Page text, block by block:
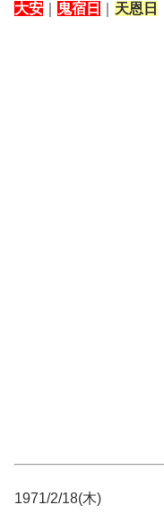
大安
鬼宿日 天恩日
1971/2/18(木)